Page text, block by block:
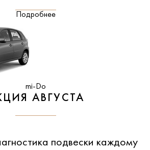
Подробнее
mi-Do
АВГУСТА
подвески каждому